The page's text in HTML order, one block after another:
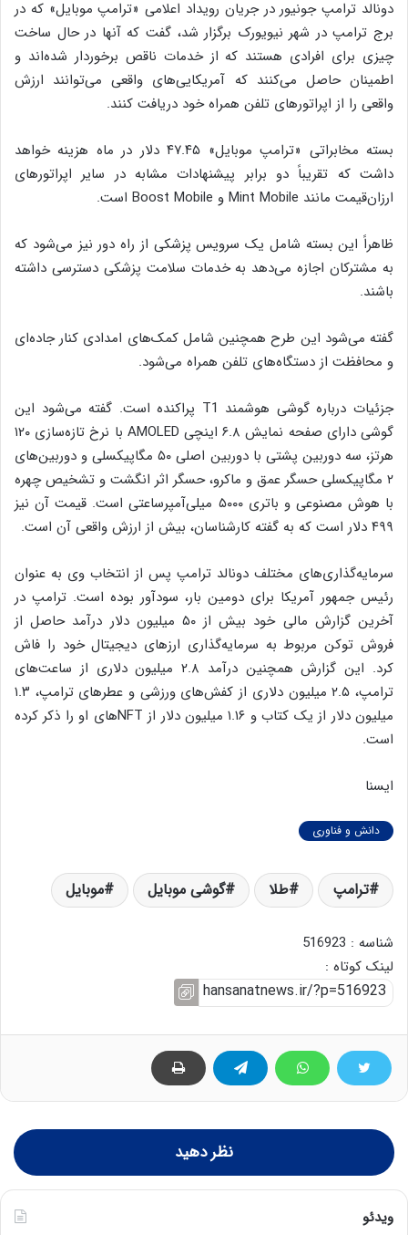
دونالد ترامپ جونیور در جریان رویداد اعلامی «ترامپ موبایل» که در
برج ترامپ در شهر نیویورک برگزار شد، گفت که آنها در حال ساخت
چیزی برای افرادی هستند که از خدمات ناقص برخوردار شده‌اند و
اطمینان حاصل می‌کنند که آمریکایی‌های واقعی می‌توانند ارزش
واقعی را از اپراتورهای تلفن همراه خود دریافت کنند.
بسته مخابراتی «ترامپ موبایل» ۴۷.۴۵ دلار در ماه هزینه خواهد
داشت که تقریباً دو برابر پیشنهادات مشابه در سایر اپراتورهای
ارزان‌قیمت مانند Mint Mobile و Boost Mobile است.
ظاهراً این بسته شامل یک سرویس پزشکی از راه دور نیز می‌شود که
به مشترکان اجازه می‌دهد به خدمات سلامت پزشکی دسترسی داشته
باشند.
گفته می‌شود این طرح همچنین شامل کمک‌های امدادی کنار جاده‌ای
و محافظت از دستگاه‌های تلفن همراه می‌شود.
جزئیات درباره گوشی هوشمند T1 پراکنده است. گفته می‌شود این
گوشی دارای صفحه نمایش ۶.۸ اینچی AMOLED با نرخ تازه‌سازی ۱۲۰
هرتز، سه دوربین پشتی با دوربین اصلی ۵۰ مگاپیکسلی و دوربین‌های
۲ مگاپیکسلی حسگر عمق و ماکرو، حسگر اثر انگشت و تشخیص چهره
با هوش مصنوعی و باتری ۵۰۰۰ میلی‌آمپرساعتی است. قیمت آن نیز
۴۹۹ دلار است که به گفته کارشناسان، بیش از ارزش واقعی آن است.
سرمایه‌گذاری‌های مختلف دونالد ترامپ پس از انتخاب وی به عنوان
رئیس جمهور آمریکا برای دومین بار، سودآور بوده است. ترامپ در
آخرین گزارش مالی خود بیش از ۵۰ میلیون دلار درآمد حاصل از
فروش توکن مربوط به سرمایه‌گذاری ارزهای دیجیتال خود را فاش
کرد. این گزارش همچنین درآمد ۲.۸ میلیون دلاری از ساعت‌های
ترامپ، ۲.۵ میلیون دلاری از کفش‌های ورزشی و عطرهای ترامپ، ۱.۳
میلیون دلار از یک کتاب و ۱.۱۶ میلیون دلار از NFTهای او را ذکر کرده
است.
ایسنا
دانش و فناوری
ترامپ طلا گوشی موبایل موبایل
شناسه : 516923
لینک کوتاه :
نظر دهید
ویدئو